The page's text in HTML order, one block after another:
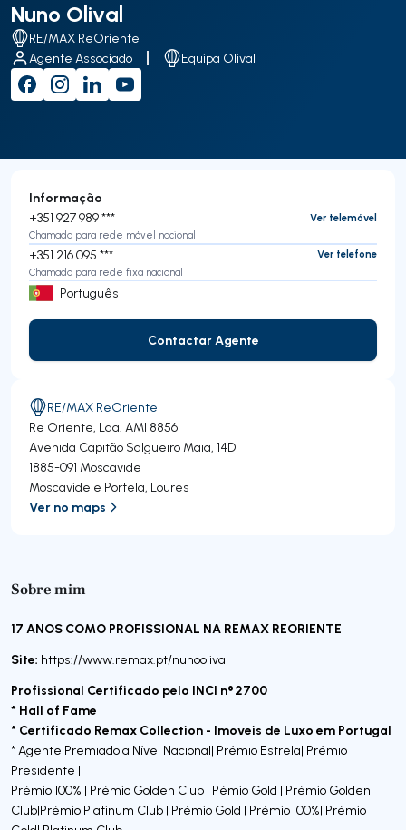
Nuno Olival
RE/MAX ReOriente
Agente Associado
Equipa Olival
Sobre mim
17 ANOS COMO PROFISSIONAL NA REMAX REORIENTE
Site: https://www.remax.pt/nunoolival
Profissional Certificado pelo INCI nº2700
* Hall of Fame
* Certificado Remax Collection - Imoveis de Luxo em Portugal
* Agente Premiado a Nível Nacional| Prémio Estrela| Prémio
Presidente |
Prémio 100% | Prémio Golden Club | Pémio Gold | Prémio Golden
Club|Prémio Platinum Club | Prémio Gold | Prémio 100%| Prémio
Informação
+351 927 989 ***
Ver telemóvel
Chamada para rede móvel nacional
+351 216 095 ***
Ver telefone
Chamada para rede fixa nacional
Português
Contactar Agente
Contactar Agente
RE/MAX ReOriente
Re Oriente, Lda. AMI 8856
Avenida Capitão Salgueiro Maia, 14D
1885-091 Moscavide
Moscavide e Portela, Loures
Ver no maps